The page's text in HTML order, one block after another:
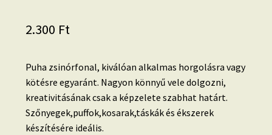
2.300 Ft
Puha zsinórfonal, kiválóan alkalmas horgolásra vagy
kötésre egyaránt. Nagyon könnyű vele dolgozni,
kreativitásának csak a képzelete szabhat határt.
Szőnyegek,puffok,kosarak,táskák és ékszerek
készítésére ideális.